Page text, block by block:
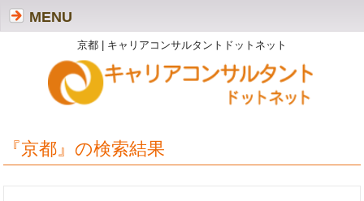
京都 | キャリアコンサルタントドットネット
MENU
『京都』の検索結果